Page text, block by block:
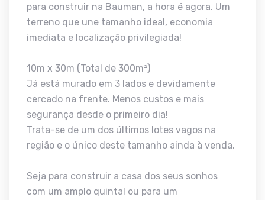
para construir na Bauman, a hora é agora. Um
terreno que une tamanho ideal, economia
imediata e localização privilegiada!
10m x 30m (Total de 300m²)
Já está murado em 3 lados e devidamente
cercado na frente. Menos custos e mais
segurança desde o primeiro dia!
Trata-se de um dos últimos lotes vagos na
região e o único deste tamanho ainda à venda.
Seja para construir a casa dos seus sonhos
com um amplo quintal ou para um